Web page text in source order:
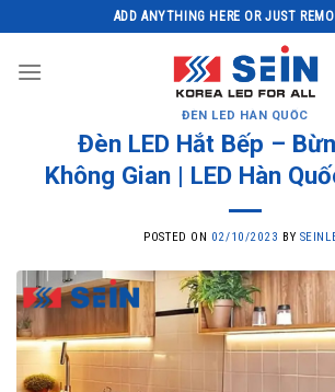
to
content
ADD ANYTHING HERE OR JUST
ĐÈN LED HÀN QUỐC
Đèn LED Hắt Bếp –
Không Gian | LED Hàn
POSTED ON 02/10/2023 BY